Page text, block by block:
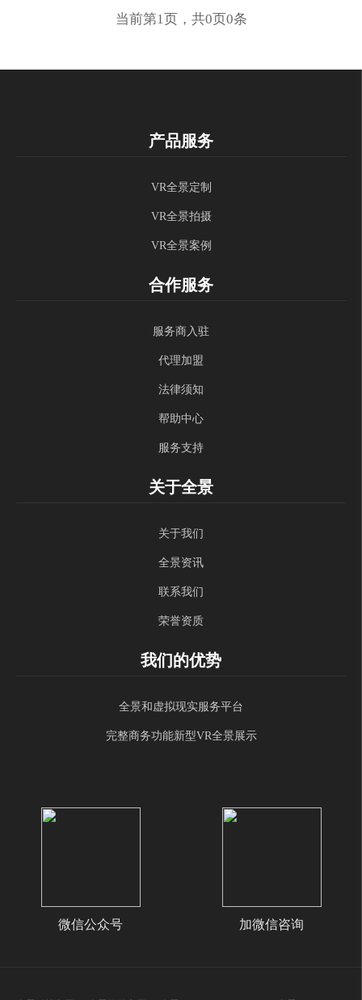
当前第1页，共0页0条
产品服务
VR全景定制
VR全景拍摄
VR全景案例
合作服务
服务商入驻
代理加盟
法律须知
帮助中心
服务支持
关于全景
关于我们
全景资讯
联系我们
荣誉资质
我们的优势
全景和虚拟现实服务平台
完整商务功能新型VR全景展示
微信公众号 加微信咨询